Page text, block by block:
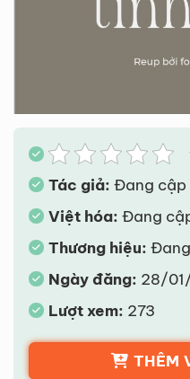
Tác giả: Đang cập
Việt hóa: Đang
Thương hiệu:
Ngày đăng: 28/
Lượt xem: 273
THÊM